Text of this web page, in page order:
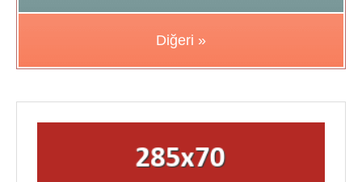
Diğeri »